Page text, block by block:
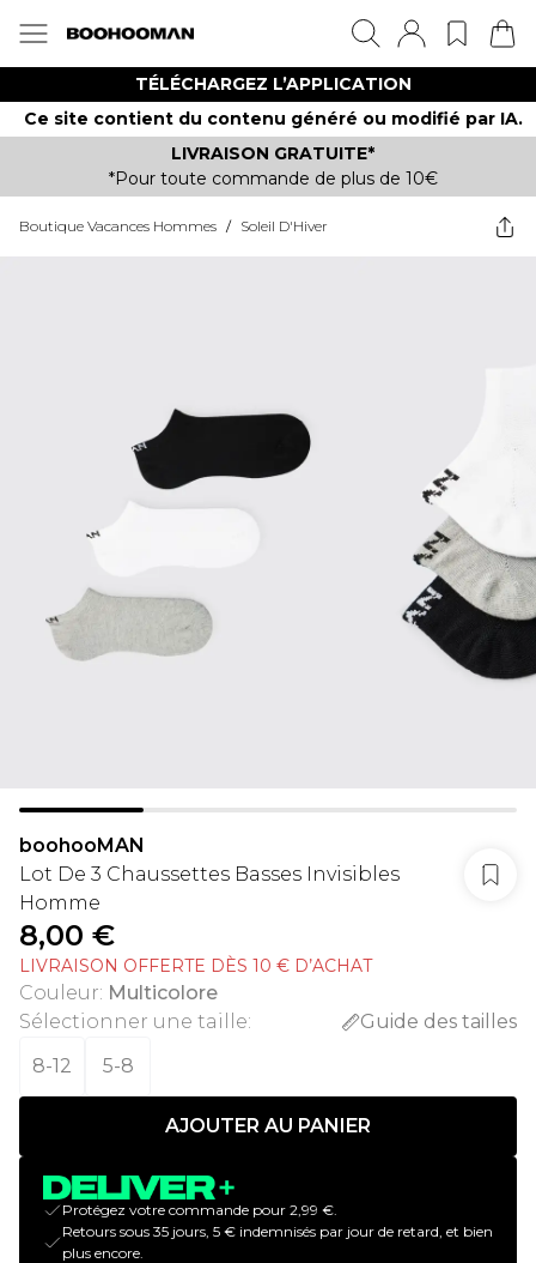
TÉLÉCHARGEZ L’APPLICATION
Ce site contient du contenu généré ou modifié par IA.
LIVRAISON GRATUITE*
*Pour toute commande de plus de 10€
Boutique Vacances Hommes / Soleil D'Hiver
boohooMAN
Lot De 3 Chaussettes Basses Invisibles
Homme
8,00 €
LIVRAISON OFFERTE DÈS 10 € D’ACHAT
Couleur: Multicolore
Sélectionner une taille:
Guide des tailles
8-12
5-8
AJOUTER AU PANIER
Protégez votre commande pour 2,99 €.
Retours sous 35 jours, 5 € indemnisés par jour de retard, et bien
plus encore.